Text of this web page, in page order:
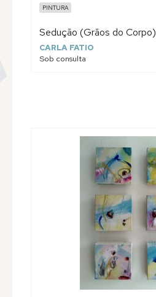
PINTURA
Sedução (Grãos do Corpo)
CARLA FATIO
Sob consulta